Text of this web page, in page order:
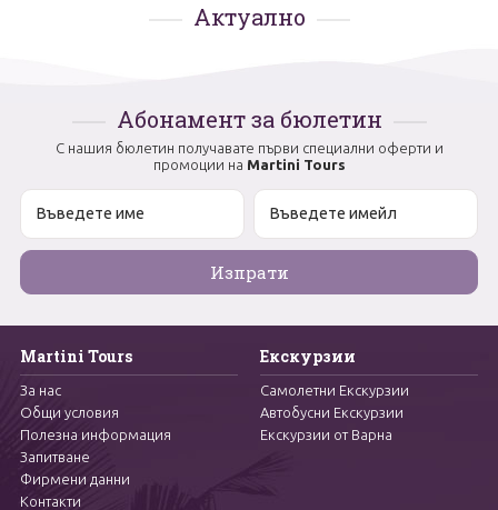
Актуално
Абонамент за бюлетин
С нашия бюлетин получавате първи специални оферти и
промоции на Martini Tours
Martini Tours
За нас
Общи условия
Полезна информация
Запитване
Фирмени данни
Контакти
Екскурзии
Самолетни Екскурзии
Автобусни Екскурзии
Екскурзии от Варна